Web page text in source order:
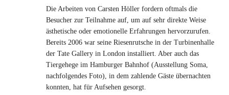
Die Arbeiten von Carsten Höller fordern oftmals die
Besucher zur Teilnahme auf, um auf sehr direkte Weise
ästhetische oder emotionelle Erfahrungen hervorzurufen.
Bereits 2006 war seine Riesenrutsche in der Turbinenhalle
der Tate Gallery in London installiert. Aber auch das
Tiergehege im Hamburger Bahnhof (Ausstellung Soma,
nachfolgendes Foto), in dem zahlende Gäste übernachten
konnten, hat für Aufsehen gesorgt.